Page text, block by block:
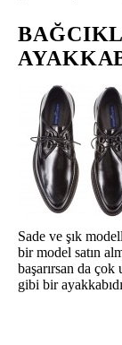
Sade ve şık
bir model satın
başarırsan da
gibi bir